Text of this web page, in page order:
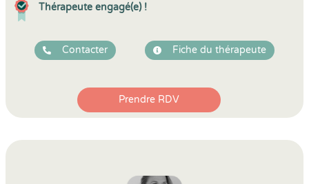
Thérapeute engagé(e) !
Contacter Fiche du thérapeute
Prendre RDV